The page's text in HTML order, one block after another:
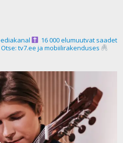
16 000 elumuutvat saadet
Otse: tv7.ee ja mobiilirakenduses